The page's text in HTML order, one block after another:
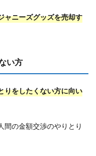
ャニーズグッズを売却す
い方
りをしたくない方に向い
間の金額交渉のやりとり